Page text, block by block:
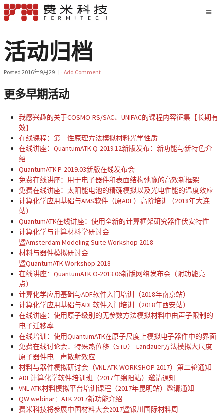
活动归档
Posted 2016年9月29日 · Add Comment
更多早期活动
我感兴趣的关于COSMO-RS/SAC、UNIFAC的课程内容征集【长期有
效】
在线课程：第一性原理方法模拟材料光学性质
在线讲座：QuantumATK Q-2019.12新版发布：新功能与新特色介
绍
QuantumATK P-2019.03新版在线发布会
免费在线讲座：用于电子器件和表面结构弛豫的高效新框架
免费在线讲座：太阳能电池的精确模拟以及光电性能的温度效应
计算化学应用基础与AMS软件（原ADF）高阶培训（2018年大连
站）
QuantumATK在线讲座：使用全新的计算框架研究器件伏安特性
计算化学与计算材料学研讨会
暨Amsterdam Modeling Suite Workshop 2018
材料与器件模拟研讨会
暨QuantumATK Workshop 2018
在线讲座：QuantumATK O-2018.06新版网络发布会（附功能亮
点）
计算化学应用基础与ADF软件入门培训（2018年南京站）
计算化学应用基础与ADF软件入门培训（2018年西安站）
在线讲座：使用原子级别的无参数方法模拟材料中由声子限制的
电子迁移率
在线培训：使用QuantumATK在原子尺度上模拟电子器件中的界面
免费在线讨论会：特殊热位移（STD）-Landauer方法模拟大尺度
原子器件电－声散射效应
材料与器件模拟研讨会（VNL-ATK WORKSHOP 2017）第二轮通知
ADF计算化学软件培训班（2017年绵阳站）邀请通知
VNL-ATK材料模拟平台培训课程（2017年昆明站）邀请通知
QW webinar：ATK 2017新功能介绍
费米科技将参展中国材料大会2017暨银川国际材料周